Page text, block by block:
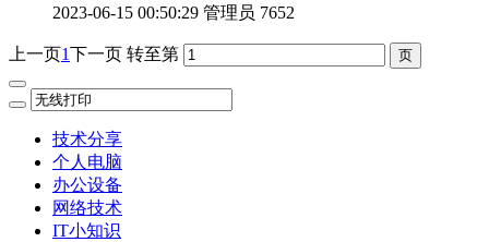
2023-06-15 00:50:29 管理员 7652
上一页1下一页 转至第
技术分享
个人电脑
办公设备
网络技术
IT小知识